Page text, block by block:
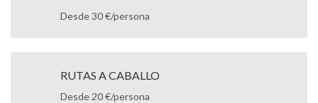
Desde 30 €/persona
RUTAS A CABALLO
Desde 20 €/persona